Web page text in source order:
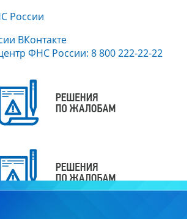
России
ВКонтакте
ФНС России: 8 800 222-22-22